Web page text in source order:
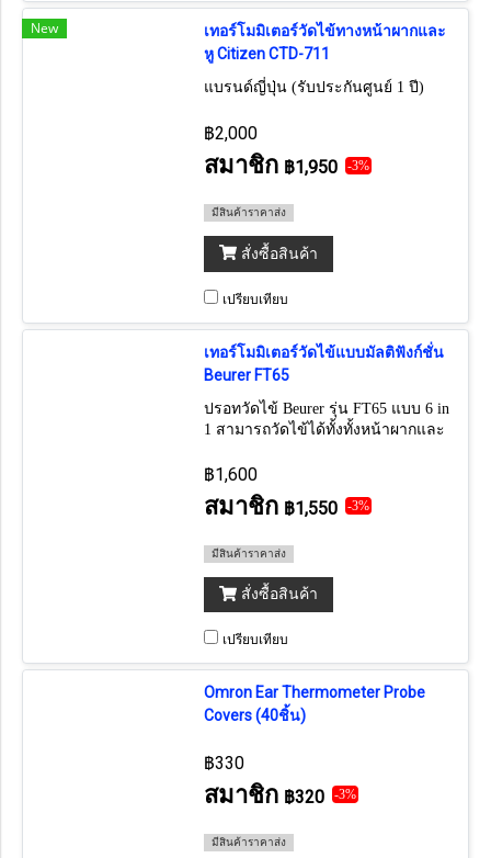
New
เทอร์โมมิเตอร์วัดไข้ทางหน้าผากและ
หู Citizen CTD-711
แบรนด์ญี่ปุ่น (รับประกันศูนย์ 1 ปี)
฿2,000
สมาชิก ฿1,950 -3%
มีสินค้าราคาส่ง
สั่งซื้อสินค้า
เปรียบเทียบ
เทอร์โมมิเตอร์วัดไข้แบบมัลติฟังก์ชั่น
Beurer FT65
ปรอทวัดไข้ Beurer รุ่น FT65 แบบ 6 in
1 สามารถวัดไข้ได้ทั้งทั้งหน้าผากและ
฿1,600
สมาชิก ฿1,550 -3%
มีสินค้าราคาส่ง
สั่งซื้อสินค้า
เปรียบเทียบ
Omron Ear Thermometer Probe
Covers (40ชิ้น)
฿330
สมาชิก ฿320 -3%
มีสินค้าราคาส่ง